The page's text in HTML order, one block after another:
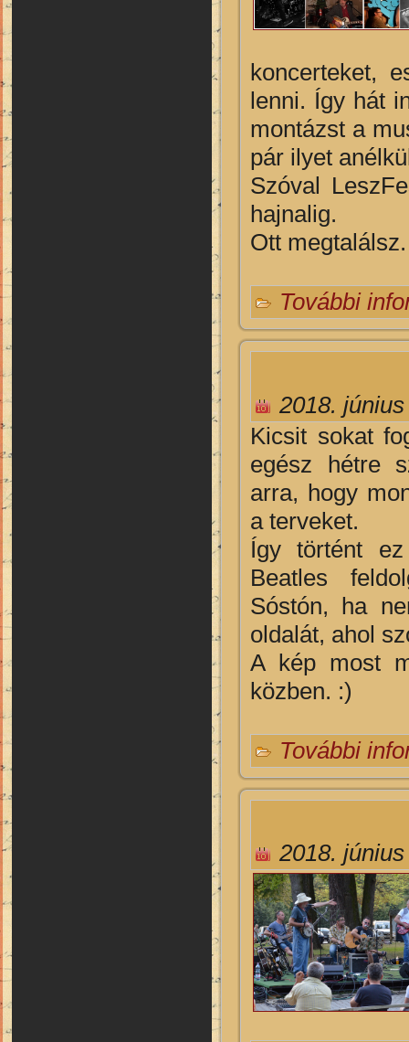
koncerteket,
lenni. Így hát
montázst a
pár ilyet
Szóval
hajnalig.
Ott megtalálsz.
További
2018.
Kicsit sokat
egész hétre
arra, hogy
a terveket.
Így történt
Beatles
Sóstón, ha
oldalát, ahol
A kép most
közben. :)
További
2018.